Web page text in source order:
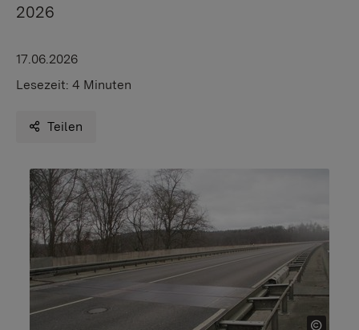
2026
17.06.2026
Lesezeit: 4 Minuten
Teilen